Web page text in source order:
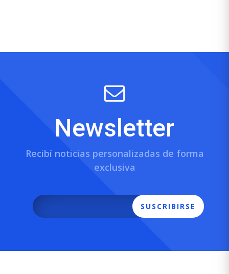
Newsletter
Recibí noticias personalizadas de forma
exclusiva
SUSCRIBIRSE